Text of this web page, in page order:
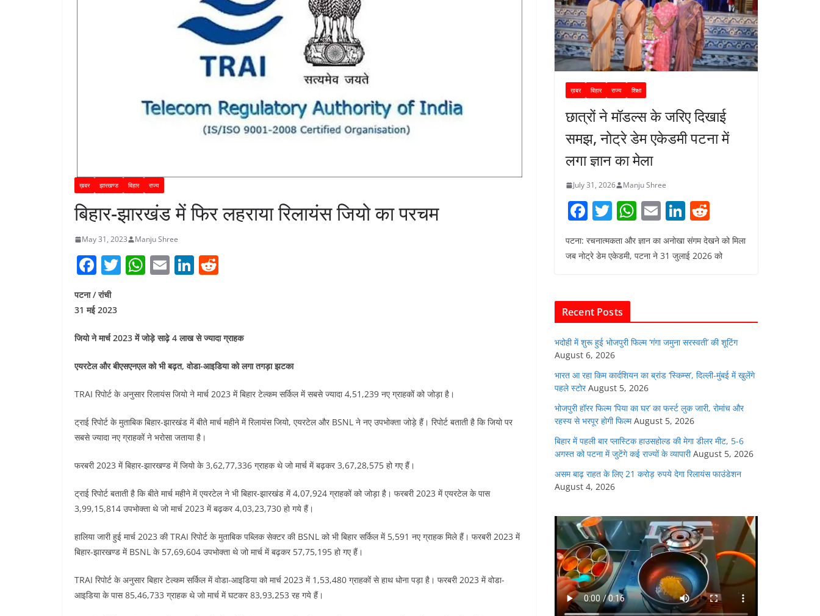
ख़बर झारखण्ड बिहार राज्य
बिहार-झारखंड में फिर लहराया रिलायंस जियो का परचम
May 31, 2023 Manju Shree
F
a
c
b
o
k
T W
A
p
E Li
dI
n
t
पटना / रांची
31 मई 2023
जियो ने मार्च 2023 में जोड़े साढ़े 4 लाख से ज्यादा ग्राहक
एयरटेल और बीएसएनएल को भी बढ़त, वोडा-आइडिया को लगा तगड़ा झटका
TRAI रिपोर्ट के अनुसार रिलायंस जियो ने मार्च 2023 में बिहार टेल्कम सर्किल में सबसे ज्यादा 4,51,239 नए ग्राहकों को जोड़ा है।
ट्राई रिपोर्ट के मुताबिक बिहार-झारखंड में बीते मार्च महीने में रिलायंस जियो, एयरटेल और BSNL ने नए उपभोक्ता जोड़े हैं। रिपोर्ट बताती है कि जियो पर
सबसे ज्यादा नए ग्राहकों ने भरोसा जताया है।
फरबरी 2023 में बिहार-झारखण्ड में जियो के 3,62,77,336 ग्राहक थे जो मार्च में बढ़कर 3,67,28,575 हो गए हैं।
ट्राई रिपोर्ट बताती है कि बीते मार्च महीने में एयरटेल ने भी बिहार-झारखंड में 4,07,924 ग्राहकों को जोड़ा है। फरबरी 2023 में एयरटेल के पास
3,99,15,814 उपभोक्ता थे जो मार्च 2023 में बढ़कर 4,03,23,730 हो गये हैं।
हालिया जारी हुई मार्च 2023 की TRAI रिपोर्ट के मुताबिक पब्लिक सेक्टर की BSNL को भी बिहार सर्किल में 5,591 नए ग्राहक मिले हैं। फरबरी 2023 में
बिहार-झारखण्ड में BSNL के 57,69,604 उपभोक्ता थे जो मार्च में बढ़कर 57,75,195 हो गए हैं।
TRAI रिपोर्ट के अनुसार बिहार टेल्कम सर्किल में वोडा-आइडिया को मार्च 2023 में 1,53,480 ग्राहकों से हाथ धोना पड़ा है। फरबरी 2023 में वोडा-
आइडिया के पास 85,46,733 ग्राहक थे जो मार्च में घटकर 83,93,253 रह गये हैं।
ख़बर बिहार राज्य शिक्षा
छात्रों ने मॉडल्स के जरिए दिखाई
समझ, नोट्रे डेम एकेडमी पटना में
लगा ज्ञान का मेला
July 31, 2026 Manju Shree
F
c
e
o
o
k
T
itt
W
at
p
E
m
ai
Li
n
k
e
e
d
पटना: रचनात्मकता और ज्ञान का अनोखा संगम देखने को मिला
जब नोट्रे डेम एकेडमी, पटना ने 31 जुलाई 2026 को
Recent Posts
भदोही में शुरू हुई भोजपुरी फिल्म ‘गंगा जमुना सरस्वती’ की शूटिंग
August 6, 2026
भारत आ रहा किम कार्दशियन का ब्रांड ‘स्किम्स’, दिल्ली-मुंबई में खुलेंगे
पहले स्टोर August 5, 2026
भोजपुरी हॉरर फिल्म ‘पिया का घर’ का फर्स्ट लुक जारी, रोमांच और
रहस्य से भरपूर होगी फिल्म August 5, 2026
बिहार में पहली बार प्लास्टिक हाउसहोल्ड की मेगा डीलर मीट, 5-6
अगस्त को पटना में जुटेंगे कई राज्यों के व्यापारी August 5, 2026
असम बाढ़ राहत के लिए 21 करोड़ रुपये देगा रिलायंस फाउंडेशन
August 4, 2026